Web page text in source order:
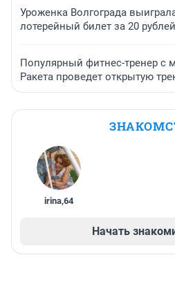
Уроженка Волгограда
лотерейный билет за 20 рублей
Популярный фитнес-тренер
Ракета проведет открытую
irina,64
Начать